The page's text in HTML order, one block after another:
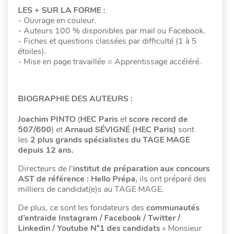
LES + SUR LA FORME :
- Ouvrage en couleur.
- Auteurs 100 % disponibles par mail ou Facebook.
- Fiches et questions classées par difficulté (1 à 5
étoiles).
- Mise en page travaillée = Apprentissage accéléré.
BIOGRAPHIE DES AUTEURS :
Joachim PINTO (HEC Paris etscore record de
507/600) etArnaud SÉVIGNÉ (HEC Paris) sont
les 2 plus grands spécialistes du TAGE MAGE
depuis 12 ans.
Directeurs de l’institut de préparation aux concours
AST de référence : Hello Prépa, ils ont préparé des
milliers de candidat(e)s au TAGE MAGE.
De plus, ce sont les fondateurs des communautés
d’entraide Instagram / Facebook / Twitter /
Linkedin / Youtube N°1 des candidats « Monsieur